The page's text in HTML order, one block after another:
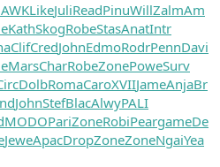
LikeJuliReadPinuWillZalmAm
KathSkogRobeStasAnatIntr
ClifCredJohnEdmoRodrPennDavi
MarsCharRobeZonePoweSurv
DolbRomaCaroXVIIJameAnjaBr
JohnStefBlacAlwyPALI
MODOPariZoneRobiPeargameDe
JeweApacDropZoneZoneNgaiYea